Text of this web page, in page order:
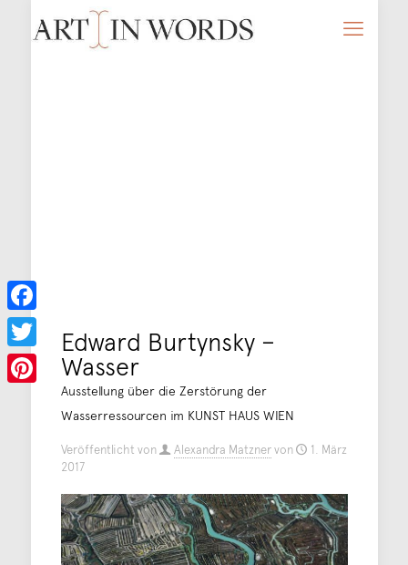
Edward Burtynsky –
Wasser
Ausstellung über die Zerstörung der
Wasserressourcen im KUNST HAUS WIEN
Veröffentlicht von Alexandra Matznervon
1. März
2017
Facebook
Twitter